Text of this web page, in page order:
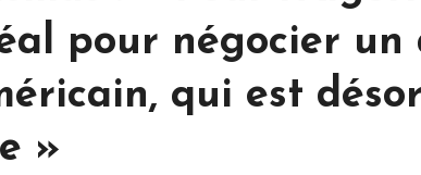
pour négocier un
qui est
»